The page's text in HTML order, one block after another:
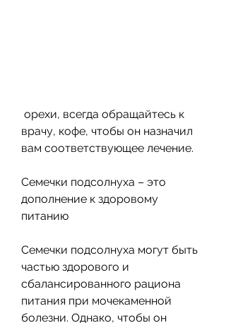
врачу, кофе, чтобы он назначил
вам соответствующее лечение.
Семечки подсолнуха – это
дополнение к здоровому
питанию
Семечки подсолнуха могут быть
частью здорового и
сбалансированного рациона
питания при мочекаменной
болезни. Однако, чтобы он